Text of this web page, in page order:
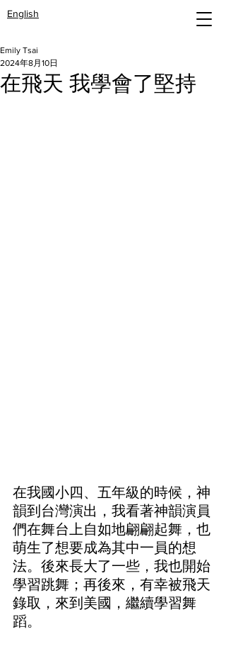
English
在飛天 我學會了堅持
Emily Tsai
2024年8月10日
在我國小四、五年級的時候，神
韻到台灣演出，我看著神韻演員
們在舞台上自如地翩翩起舞，也
萌生了想要成為其中一員的想
法。後來長大了一些，我也開始
學習跳舞；再後來，有幸被飛天
錄取，來到美國，繼續學習舞
蹈。